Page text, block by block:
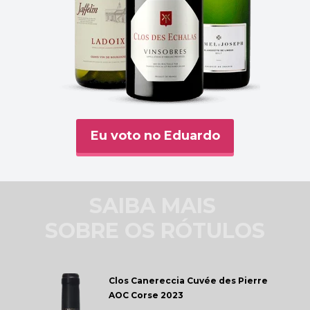
Eu voto no Eduardo
Clos Canereccia Cuvée des Pierre
AOC Corse 2023